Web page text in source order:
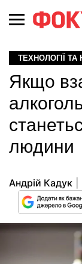
ТЕХНОЛОГІЇ ТА
Якщо
людини
Андрій Кадук